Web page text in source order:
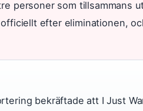
personer som tillsammans
efter eliminationen,
bekräftade att I Just